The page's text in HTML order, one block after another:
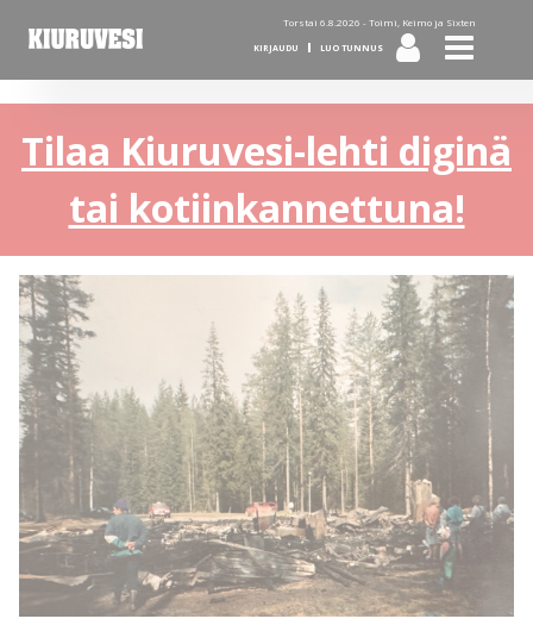
Torstai 6.8.2026 - Toimi, Keimo ja Sixten
KIRJAUDU LUO TUNNUS
Tilaa Kiuruvesi-lehti diginä
tai kotiinkannettuna!